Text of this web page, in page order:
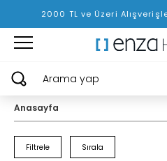
2000 TL ve Üzeri
Arama yap
Anasayfa
Filtrele Sırala